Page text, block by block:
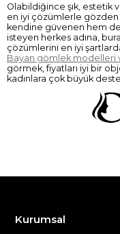
Olabildiğince şık, estetik
en iyi çözümlerle
kendine güvenen hem
isteyen herkes adına,
çözümlerini en iyi
Bayan gömlek modelleri
görmek, fiyatları iyi bir
kadınlara çok büyük
Kurumsal